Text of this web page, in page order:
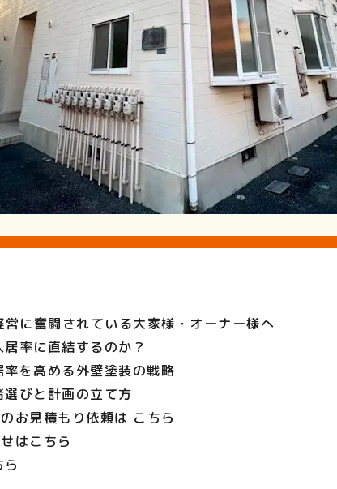
に奮闘されている大家様・オーナー様へ
率に直結するのか？
を高める外壁塗装の戦略
びと計画の立て方
お見積もり依頼は こちら
はこちら